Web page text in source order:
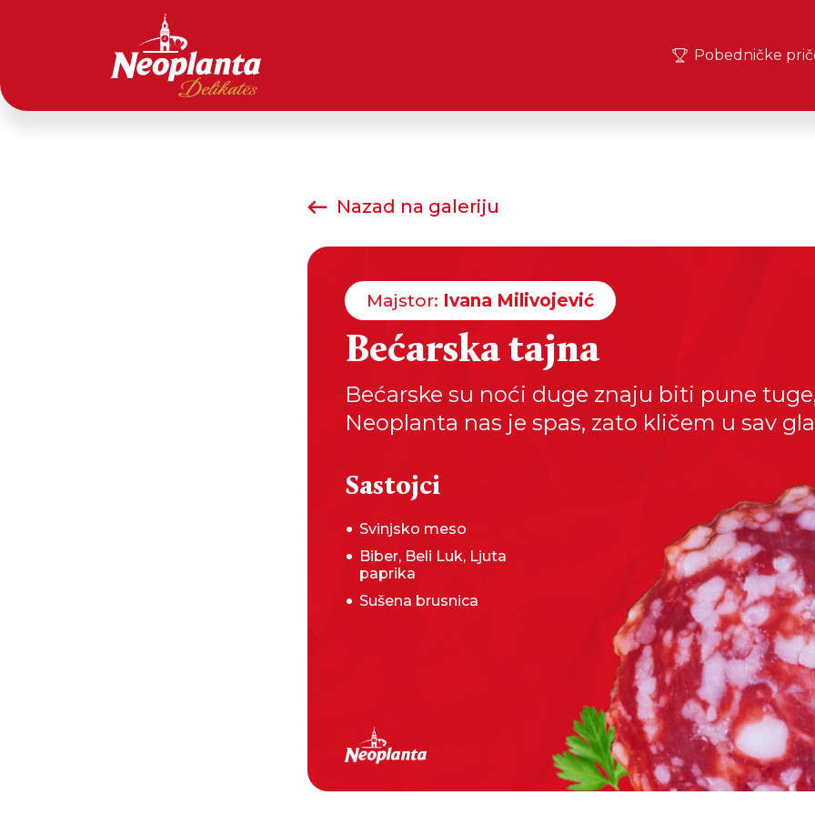
Pobedničke
Nazad na galeriju
Majstor: Ivana Milivojević
Bećarska tajna
Bećarske su noći duge znaju biti pune
Neoplanta nas je spas, zato kličem u sav
Sastojci
Svinjsko meso
Biber, Beli Luk, Ljuta
paprika
Sušena brusnica